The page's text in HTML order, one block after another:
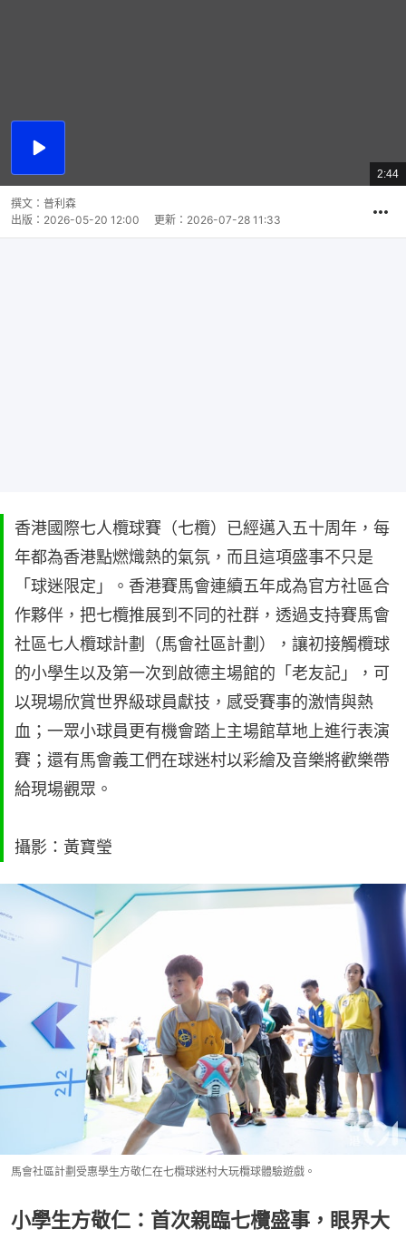
播
片
總
共
2:44
撰文： 普利森
出版： 2026-05-20 12:00 更新： 2026-07-28 11:33
香港國際七人欖球賽（七欖）已經邁入五十周年，每
年都為香港點燃熾熱的氣氛，而且這項盛事不只是
「球迷限定」。香港賽馬會連續五年成為官方社區合
作夥伴，把七欖推展到不同的社群，透過支持賽馬會
社區七人欖球計劃（馬會社區計劃），讓初接觸欖球
的小學生以及第一次到啟德主場館的「老友記」，可
以現場欣賞世界級球員獻技，感受賽事的激情與熱
血；一眾小球員更有機會踏上主場館草地上進行表演
賽；還有馬會義工們在球迷村以彩繪及音樂將歡樂帶
給現場觀眾。
攝影：黃寶瑩
馬會社區計劃受惠學生方敬仁在七欖球迷村大玩欖球體驗遊戲。
小學生方敬仁：首次親臨七欖盛事，眼界大